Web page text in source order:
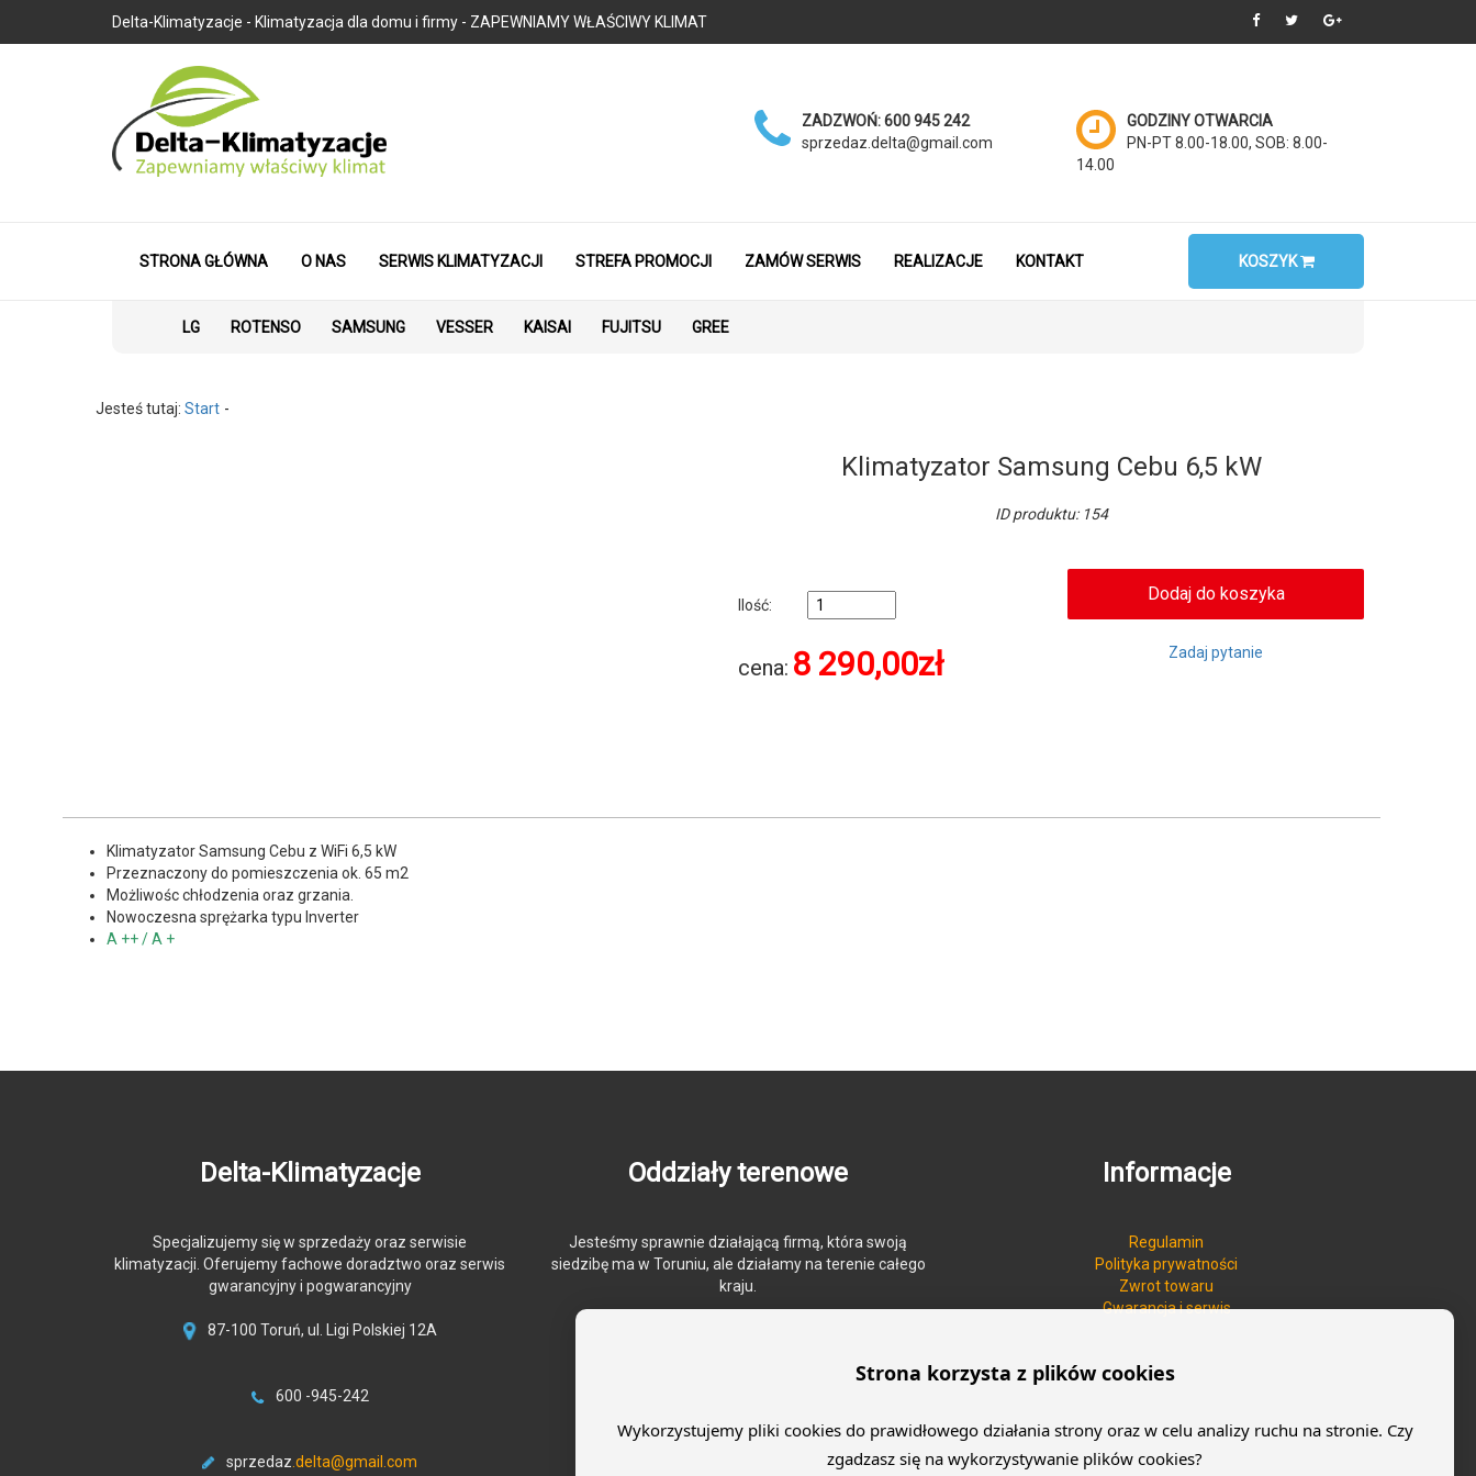
Delta-Klimatyzacje - Klimatyzacja dla domu i firmy - ZAPEWNIAMY WŁAŚCIWY KLIMAT
ZADZWOŃ:600 945 242
sprzedaz.delta@gmail.com
GODZINY OTWARCIA
PN-PT 8.00-18.00, SOB: 8.00-
14.00
STRONA GŁÓWNA O NAS SERWIS KLIMATYZACJI STREFA PROMOCJI ZAMÓW SERWIS REALIZACJE KONTAKT KOSZYK
LG ROTENSO SAMSUNG VESSER KAISAI FUJITSU GREE
Jesteś tutaj: Start
Klimatyzator Samsung Cebu 6,5 kW
ID produktu: 154
Ilość:
cena: 8 290,00zł Zadaj pytanie
Klimatyzator Samsung Cebu z WiFi 6,5 kW
Przeznaczony do pomieszczenia ok. 65 m2
Możliwośc chłodzenia oraz grzania.
Nowoczesna sprężarka typu Inverter
A ++ / A +
Delta-Klimatyzacje
Specjalizujemy się w sprzedaży oraz serwisie
klimatyzacji. Oferujemy fachowe doradztwo oraz serwis
gwarancyjny i pogwarancyjny
87-100 Toruń, ul. Ligi Polskiej 12A
600 -945-242
sprzedaz .delta@gmail.com
Oddziały terenowe
Jesteśmy sprawnie działającą firmą, która swoją
siedzibę ma w Toruniu, ale działamy na terenie całego
kraju.
Informacje
Regulamin
Polityka prywatności
Zwrot towaru
Gwarancja i serwis
Strona korzysta z plików cookies
Wykorzystujemy pliki cookies do prawidłowego działania strony oraz w celu analizy ruchu na stronie. Czy
zgadzasz się na wykorzystywanie plików cookies?